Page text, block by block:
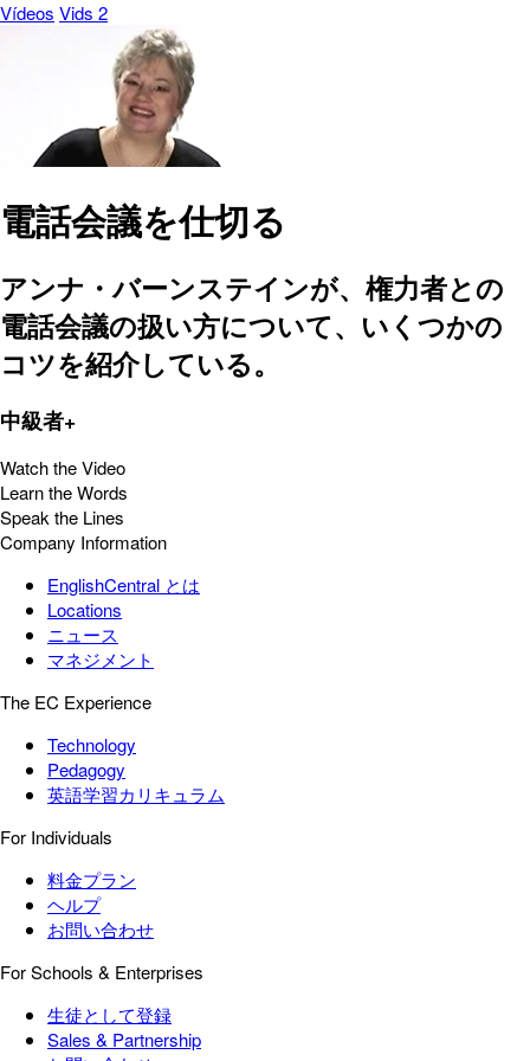
Vídeos Vids 2
電話会議を仕切る
アンナ・バーンステインが、権力者との
電話会議の扱い方について、いくつかの
コツを紹介している。
中級者+
Watch the Video
Learn the Words
Speak the Lines
Company Information
EnglishCentral とは
Locations
ニュース
マネジメント
The EC Experience
Technology
Pedagogy
英語学習カリキュラム
For Individuals
料金プラン
ヘルプ
お問い合わせ
For Schools & Enterprises
生徒として登録
Sales & Partnership